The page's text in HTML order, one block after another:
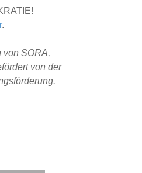
.
von SORA,
von der